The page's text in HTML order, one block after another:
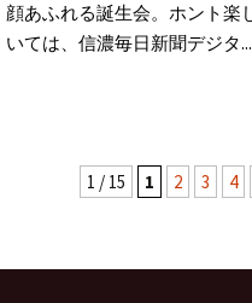
顔あふれる誕生会。ホント楽
いては、信濃毎日新聞デジタ...
1 / 15 1 2 3 4